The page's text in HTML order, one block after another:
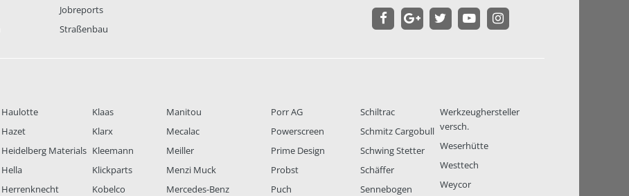
Jobreports
Straßenbau
Haulotte
Hazet
Heidelberg Materials
Hella
Herrenknecht
Klaas
Klarx
Kleemann
Klickparts
Kobelco
Manitou
Mecalac
Meiller
Menzi Muck
Mercedes-Benz
Porr AG
Powerscreen
Prime Design
Probst
Puch
Schiltrac
Schmitz Cargobull
Schwing Stetter
Schäffer
Sennebogen
Werkzeughersteller
versch.
Weserhütte
Westtech
Weycor